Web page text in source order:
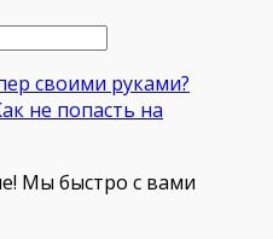
своими руками?
не попасть на
Мы быстро с вами